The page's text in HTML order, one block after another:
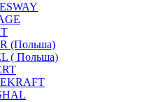
(Польша)
( Польша)